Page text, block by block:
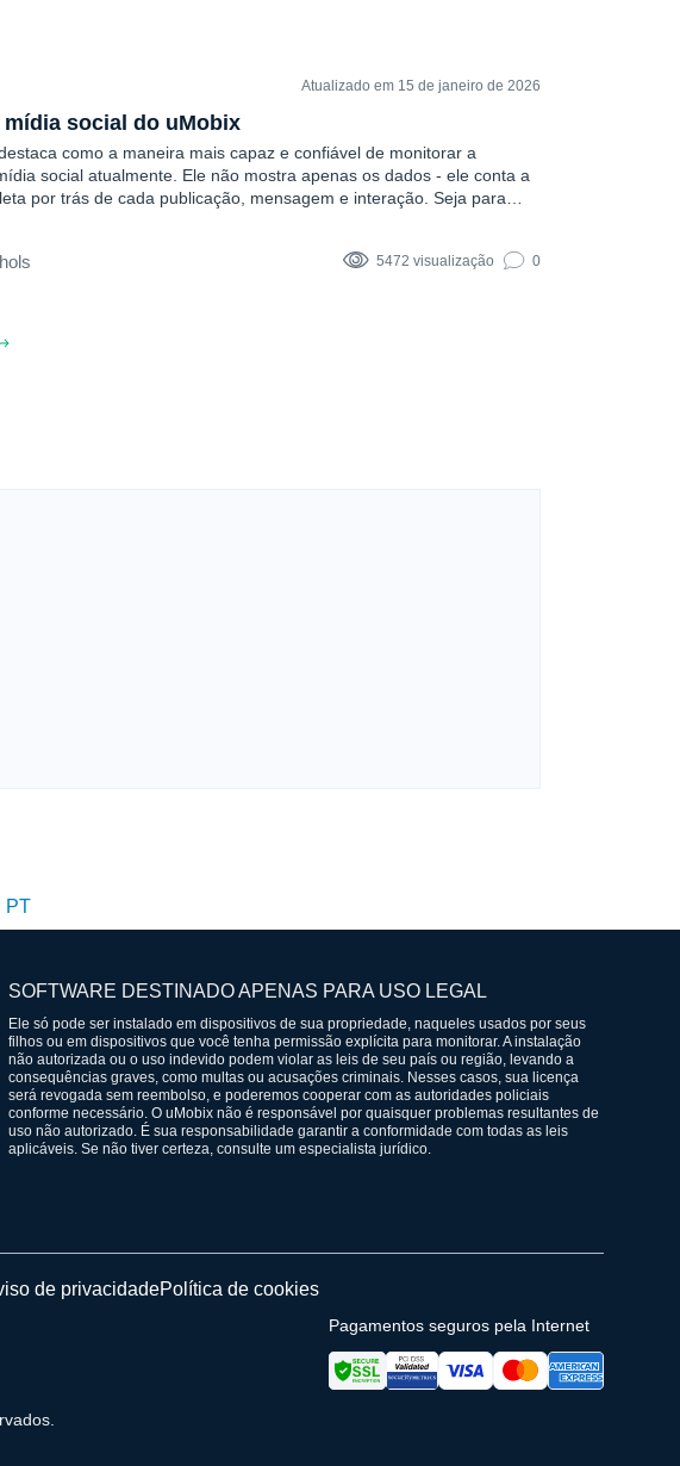
Atualizado em 15 de janeiro de 2026
mídia social do uMobix
como a maneira mais capaz e confiável de monitorar a
social atualmente. Ele não mostra apenas os dados - ele conta a
por trás de cada publicação, mensagem e interação. Seja para
5472 visualização 0
PT
SOFTWARE DESTINADO APENAS PARA USO LEGAL
Ele só pode ser instalado em dispositivos de sua propriedade, naqueles usados por seus
filhos ou em dispositivos que você tenha permissão explícita para monitorar. A instalação
não autorizada ou o uso indevido podem violar as leis de seu país ou região, levando a
consequências graves, como multas ou acusações criminais. Nesses casos, sua licença
será revogada sem reembolso, e poderemos cooperar com as autoridades policiais
conforme necessário. O uMobix não é responsável por quaisquer problemas resultantes de
uso não autorizado. É sua responsabilidade garantir a conformidade com todas as leis
aplicáveis. Se não tiver certeza, consulte um especialista jurídico.
de privacidadePolítica de cookies
Pagamentos seguros pela Internet